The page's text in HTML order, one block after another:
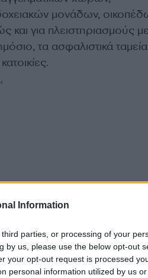
Information
parties, or processing of your
by us, please use the below opt-out
your opt-out request is processed
personal information utilized by us
μονάδων,
και για πλειστηριασμούς με
τα ασφαλιστικά ταμεία